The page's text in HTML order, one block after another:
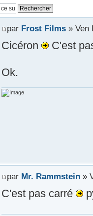
par Frost Films» Ven
Cicéron C'est
Ok.
par Mr. Rammstein»
C'est pas carré